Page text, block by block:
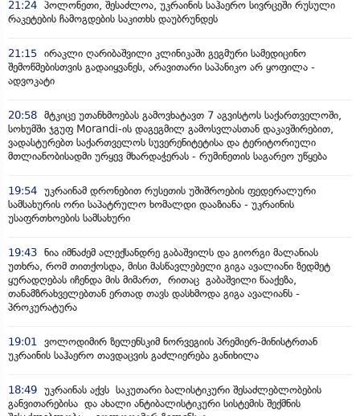
21:24 პოლონეთი, შესაძლოა, უკრაინის საჰაერო სივრცეში რუსული
რაკეტების ჩამოგდების საკითხს დაუბრუნდეს
21:15 ირაკლი ღარიბაშვილი კლინიკაში გეგმური სამედიცინო
შემოწმებისთვის გადაიყვანეს, არავითარი საპანიკო არ ყოფილა -
ადვოკატი
20:58 მტკიცე უთანხმოებას გამოვხატავთ 7 აგვისტოს საქართველოში,
სოხუმში ჯგუფ Morandi-ის დაგეგმილ გამოსვლასთან დაკავშირებით,
ვადასტურებთ საქართველოს სუვერენიტეტისა და ტერიტორიული
მთლიანობისადმი ურყევ მხარდაჭერას - რუმინეთის საგარეო უწყება
19:54 უკრაინამ დრონებით რუსეთის უშიშროების ფედერალური
სამსახურის ორი საპატრულო ხომალდი დააზიანა - უკრაინის
უსაფრთხოების სამსახური
19:43 ნია იმნაძემ ალექსანდრე გაბაშვილს და გიორგი მალანიას
უთხრა, რომ თითქოსდა, მისი მასწავლებელი გიგა ავალიანი ზედმეტ
ყურადღებას იჩენდა მის მიმართ, რითაც გაბაშვილი წააქეზა,
თანამზრახველებთან ერთად თავს დასხმოდა გიგა ავალიანს -
პროკურატურა
19:01
ვოლოდიმირ ზელენსკიმ ნორვეგიის პრემიერ-მინისტრთან
უკრაინის საჰაერო თავდაცვის გაძლიერება განიხილა
18:49 უკრაინას აქვს საკუთარი ბალისტიკური შესაძლებლობების
განვითარებისა და ახალი ანტიბალისტიკური სისტემის შექმნის